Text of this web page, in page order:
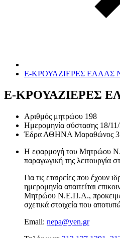
Ε-ΚΡΟΥΑΖΙΕΡΕΣ ΕΛΛΑΣ
Ε-ΚΡΟΥΑΖΙΕΡΕΣ
Αριθμός μητρώου 198
Ημερομηνία σύστασης 18/
Έδρα ΑΘΗΝΑ Μαραθώνος
Η εφαρμογή του Μητρώου
παραγωγική της λειτουργία
Για τις εταιρείες που έχουν
ημερομηνία απαιτείται
Μητρώου Ν.Ε.Π.Α.,
σχετικά στοιχεία που
Email: nepa@yen.gr